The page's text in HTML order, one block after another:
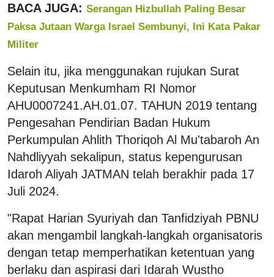
BACA JUGA: Serangan Hizbullah Paling Besar
Paksa Jutaan Warga Israel Sembunyi, Ini Kata Pakar
Militer
Selain itu, jika menggunakan rujukan Surat
Keputusan Menkumham RI Nomor
AHU0007241.AH.01.07. TAHUN 2019 tentang
Pengesahan Pendirian Badan Hukum
Perkumpulan Ahlith Thoriqoh Al Mu'tabaroh An
Nahdliyyah sekalipun, status kepengurusan
Idaroh Aliyah JATMAN telah berakhir pada 17
Juli 2024.
"Rapat Harian Syuriyah dan Tanfidziyah PBNU
akan mengambil langkah-langkah organisatoris
dengan tetap memperhatikan ketentuan yang
berlaku dan aspirasi dari Idarah Wustho